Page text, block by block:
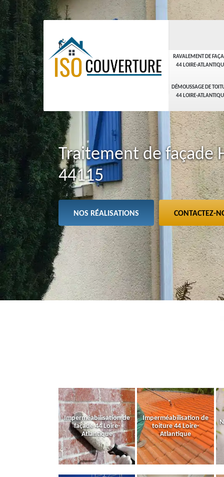
RAVALEMENT DE
44 LOIRE-
DÉMOUSSAGE DE
44 LOIRE-
Traitement de façade
44115
NOS RÉALISATIONS CONTACTEZ-
Imperméabilisation de
façade 44 Loire-
Atlantique
Imperméabilisation de
toiture 44 Loire-
Atlantique